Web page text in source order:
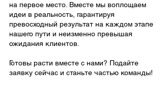
на первое место. Вместе мы воплощаем
идеи в реальность, гарантируя
превосходный результат на каждом этапе
нашего пути и неизменно превышая
ожидания клиентов.
Готовы расти вместе с нами? Подайте
заявку сейчас и станьте частью команды!